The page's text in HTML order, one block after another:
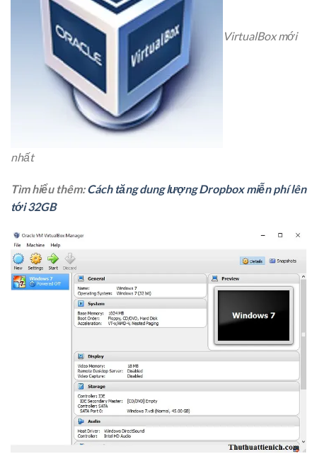
VirtualBox mới
nhất
Tìm hiểu thêm:Cách tăng dung lượng Dropbox miễn phí lên
tới 32GB